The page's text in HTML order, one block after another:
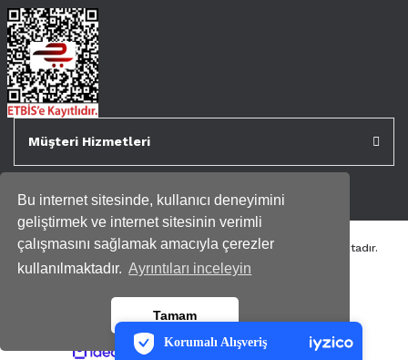
Bu internet sitesinde, kullanıcı deneyimini
geliştirmek ve internet sitesinin verimli
çalışmasını sağlamak amacıyla çerezler
kullanılmaktadır. Ayrıntıları inceleyin
Tamam
Korumalı Alışveriş
7/24 Canlı Destek
iyzico Korumalı Alışveriş
Müşteri Hizmetleri
Tüm kredi kartı bilgileriniz 256bit SSL Sertifikası ile korunmaktadır.
Genispencere.com Tüm Hakları Saklıdır.
ideasoft e- ile